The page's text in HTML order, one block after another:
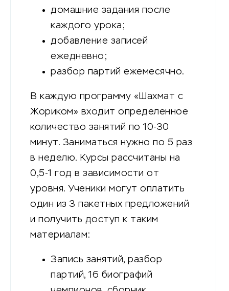
домашние задания после
каждого урока;
добавление записей
ежедневно;
разбор партий ежемесячно.
В каждую программу «Шахмат с
Жориком» входит определенное
количество занятий по 10-30
минут. Заниматься нужно по 5 раз
в неделю. Курсы рассчитаны на
0,5-1 год в зависимости от
уровня. Ученики могут оплатить
один из 3 пакетных предложений
и получить доступ к таким
материалам:
Запись занятий, разбор
партий, 16 биографий